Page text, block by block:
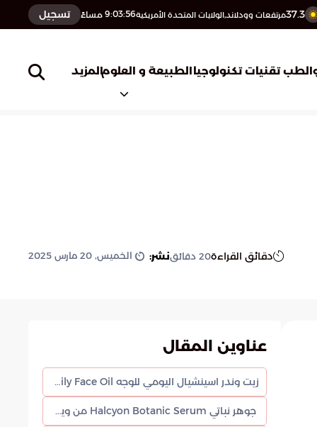
37.3مرتفعات وودلاند,الولايات المتحدة الأمريكية9:03:57 مساءً تسجيل
تقنيات تكنولوجياالطبيعة و العلومالمزيد
دقائق القراءة20 دقائقنشر: الخميس, 20 مارس 2025
عناوين المقال
زيت وندر اسينشيال اليومي للوجه Wonder Essential Daily Face Oil من بيير Bear
جوهر نباتي Halcyon Botanic Serum من ويمسي أوفيشال Whimsy Official